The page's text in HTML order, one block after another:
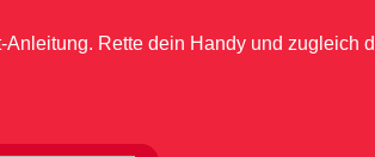
Rette dein Handy und zugleich